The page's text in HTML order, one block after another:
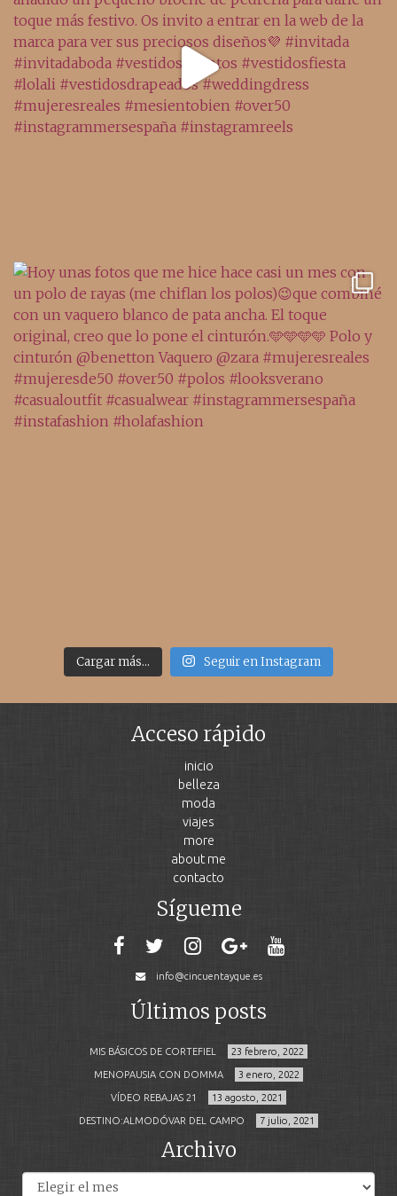
Cargar más... Seguir en Instagram
Acceso rápido
inicio
belleza
moda
viajes
more
about me
contacto
Sígueme
info@cincuentayque.es
Últimos posts
MIS BÁSICOS DE CORTEFIEL 23 febrero, 2022
MENOPAUSIA CON DOMMA 3 enero, 2022
VÍDEO REBAJAS 21 13 agosto, 2021
DESTINO:ALMODÓVAR DEL CAMPO 7 julio, 2021
Archivo